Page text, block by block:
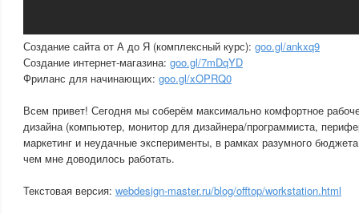
Создание сайта от А до Я (комплексный курс): goo.gl/ankxq9
Создание интернет-магазина: goo.gl/7mDqYD
Фриланс для начинающих: goo.gl/xOPRQ0
Всем привет! Сегодня мы соберём максимально комфортное
дизайна (компьютер, монитор для дизайнера/программиста,
маркетинг и неудачные эксперименты, в рамках разумного
чем мне доводилось работать.
Текстовая версия: webdesign-master.ru/blog/offtop/workstation.html